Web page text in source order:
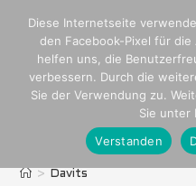
springen
Davits
> Davits
Diese Internetseite
den Facebook-Pixel für
helfen uns, die
verbessern. Durch die
Sie der Verwendung zu.
Sie unter
Verstanden